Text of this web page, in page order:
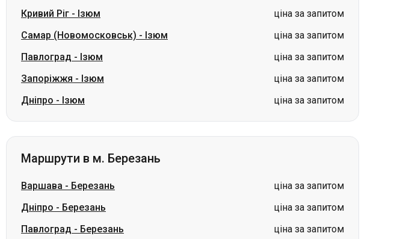
Запоріжжя-Ізюм
ціна за запитом
Дніпро-Ізюм ціна за запитом
Маршрути в м. Березань
Варшава-Березань
ціна за запитом
Павлоград - Березань
Краматорськ-Березань
ціна за запитом
Слов'янськ-Березань
ціна за запитом
Запоріжжя-Березань
ціна за запитом